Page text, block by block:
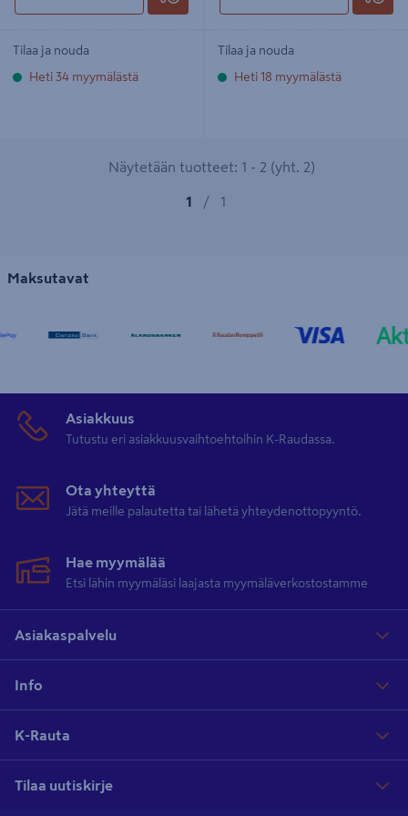
Tilaa ja nouda
Heti 34 myymälästä
Tilaa ja nouda
Heti 18 myymälästä
Näytetään tuotteet: 1 - 2 (yht. 2)
1 / 1
Maksutavat
Asiakkuus
Tutustu eri asiakkuusvaihtoehtoihin K-Raudassa.
Ota yhteyttä
Jätä meille palautetta tai lähetä yhteydenottopyyntö.
Hae myymälää
Etsi lähin myymäläsi laajasta myymäläverkostostamme
Asiakaspalvelu
Info
K-Rauta
Tilaa uutiskirje